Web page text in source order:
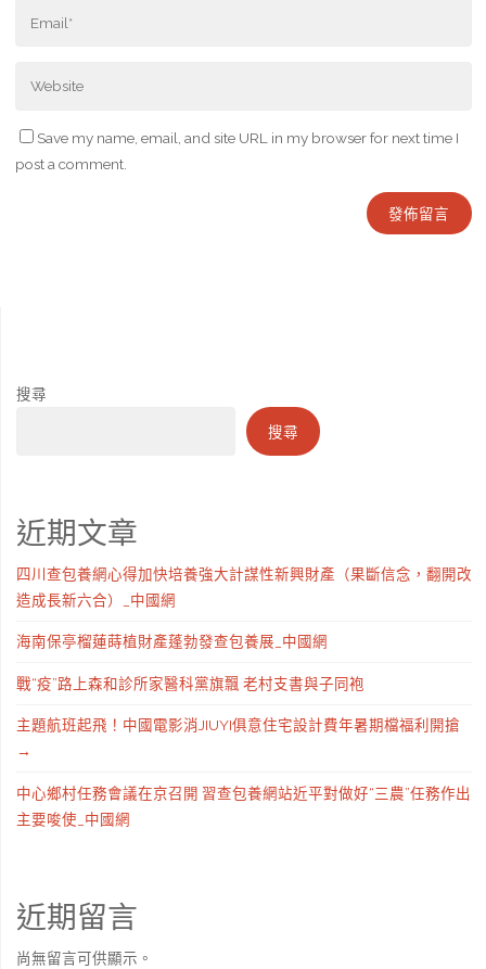
Save my name, email, and site URL in my browser for next time I
post a comment.
搜尋
搜尋
近期文章
四川查包養網心得加快培養強大計謀性新興財產（果斷信念，翻開改
造成長新六合）_中國網
海南保亭榴蓮蒔植財產蓬勃發查包養展_中國網
戰“疫”路上森和診所家醫科黨旗飄 老村支書與子同袍
主題航班起飛！中國電影消JIUYI俱意住宅設計費年暑期檔福利開搶
→
中心鄉村任務會議在京召開 習查包養網站近平對做好“三農”任務作出
主要唆使_中國網
近期留言
尚無留言可供顯示。